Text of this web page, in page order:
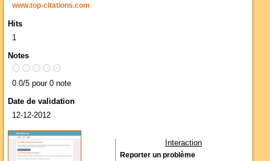
www.top-citations.com
Hits
1
Notes
0.0/5 pour 0 note
Date de validation
12-12-2012
Interaction
Reporter un problème